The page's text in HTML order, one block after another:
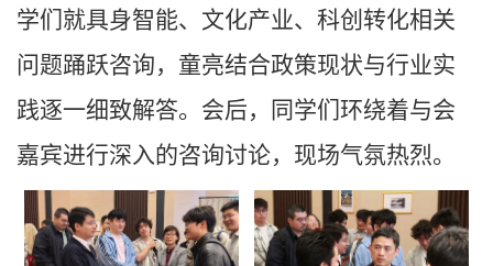
学们就具身智能、文化产业、科创转化相关
问题踊跃咨询，童亮结合政策现状与行业实
践逐一细致解答。会后，同学们环绕着与会
嘉宾进行深入的咨询讨论，现场气氛热烈。